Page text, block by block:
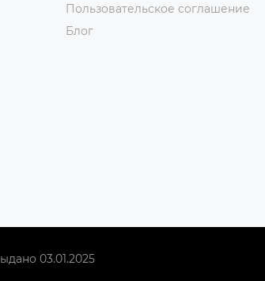
Пользовательское соглашение
Блог
03.01.2025